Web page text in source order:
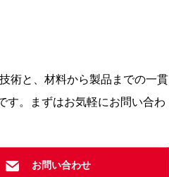
術と、材料から製品までの一貫
す。まずはお気軽にお問い合わ
お問い合わせ